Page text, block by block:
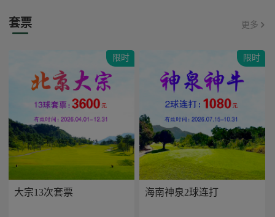
套票 更多
限时
大宗13次套票
限时
海南神泉2球连打